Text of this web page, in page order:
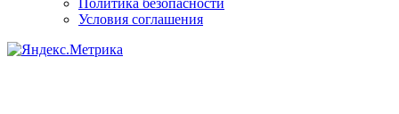
Условия соглашения